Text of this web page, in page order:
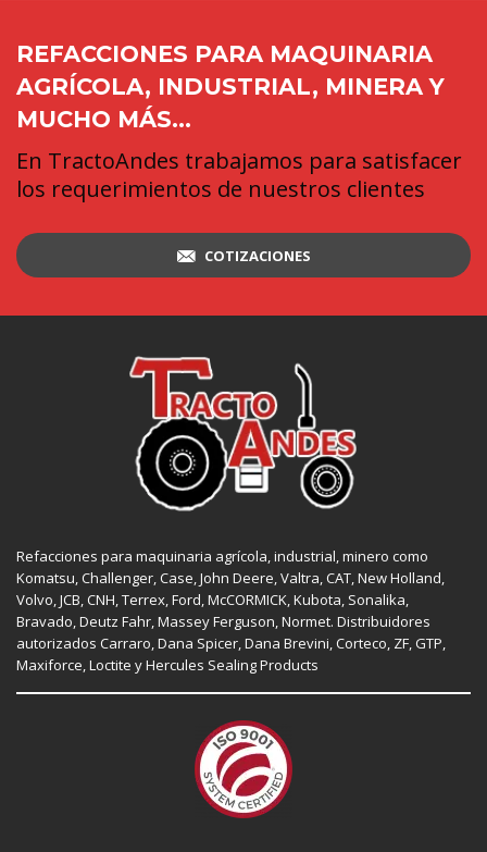
REFACCIONES PARA MAQUINARIA
AGRÍCOLA, INDUSTRIAL, MINERA Y
MUCHO MÁS...
En TractoAndes trabajamos para satisfacer
los requerimientos de nuestros clientes
COTIZACIONES
Refacciones para maquinaria agrícola, industrial, minero como
Komatsu, Challenger,Case,John Deere, Valtra,CAT,New Holland,
Volvo,JCB,CNH, Terrex,Ford, McCORMICK,Kubota, Sonalika,
Bravado, Deutz Fahr,Massey Ferguson,Normet. Distribuidores
autorizados Carraro,Dana Spicer, Dana Brevini,Corteco, ZF,GTP,
Maxiforce,Loctite y Hercules Sealing Products